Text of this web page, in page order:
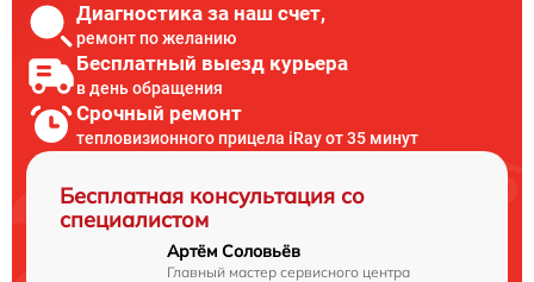
Диагностика за наш счет,
ремонт по желанию
Бесплатный выезд курьера
в день обращения
Срочный ремонт
тепловизионного прицела iRay от 35 минут
Бесплатная консультация со
специалистом
Артём Соловьёв
Главный мастер сервисного центра